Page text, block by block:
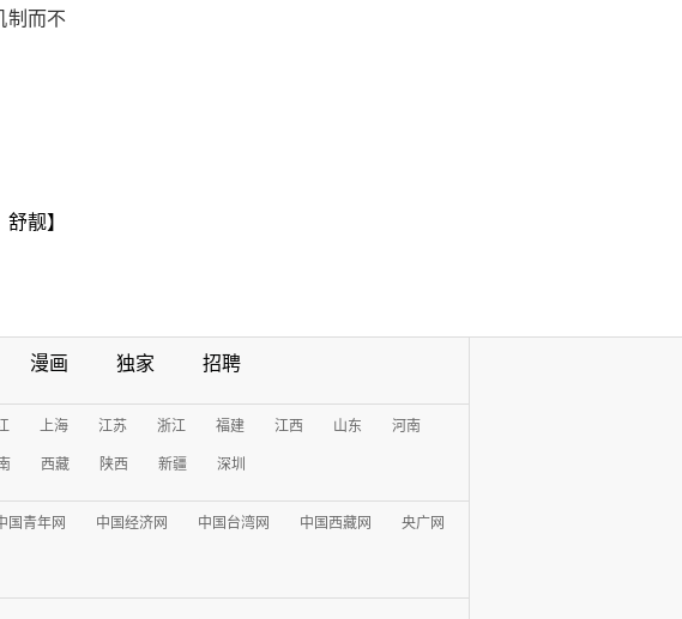
制而不
舒靓】
漫画 独家 招聘
上海 江苏 浙江 福建 江西 山东 河南
西藏 陕西 新疆 深圳
国青年网 中国经济网 中国台湾网 中国西藏网 央广网